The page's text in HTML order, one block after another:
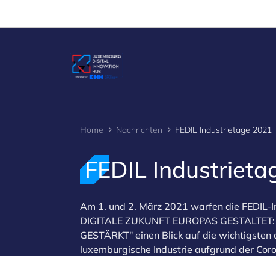
Home Nachrichten FEDIL Industrietage 2021
FEDIL
Am 1. und 2. März 2021 warfen die FEDIL-
DIGITALE ZUKUNFT EUROPAS
GESTÄRKT" einen Blick auf die
luxemburgische Industrie aufgrund der